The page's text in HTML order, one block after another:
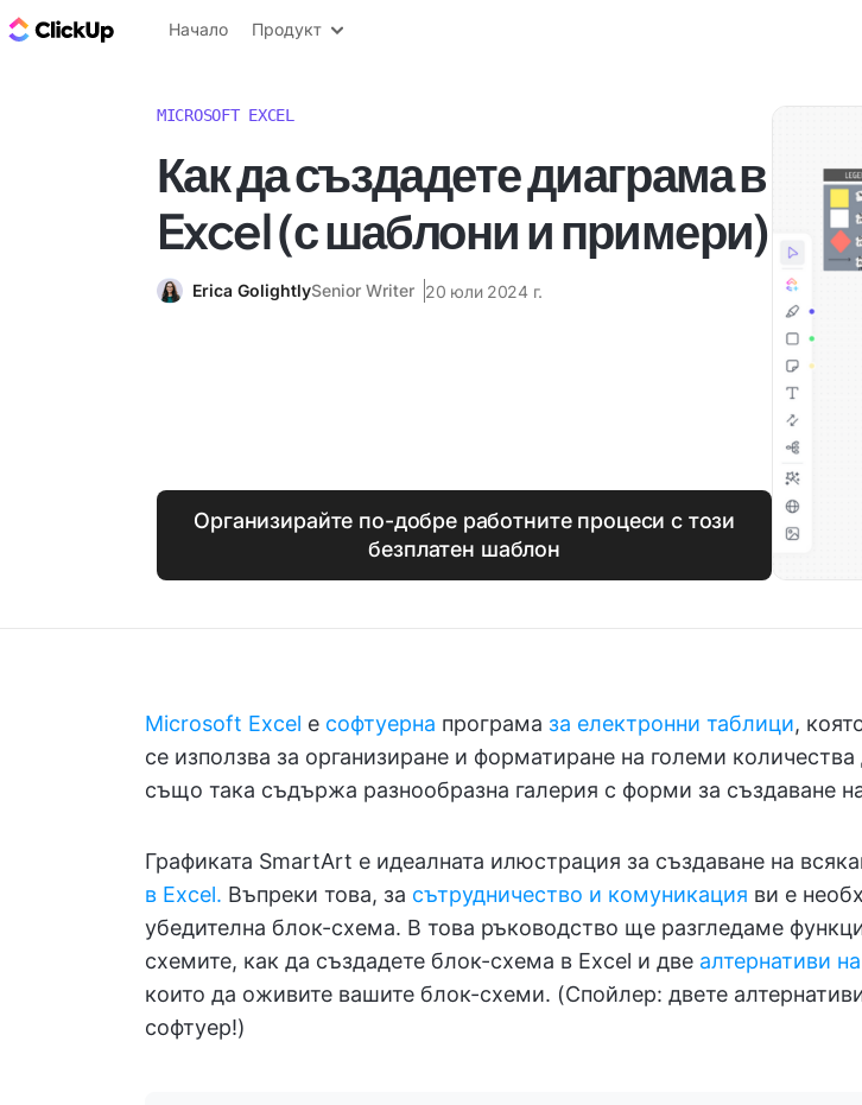
ClickUp блог
Начало Продукт
MICROSOFT EXCEL
Как да създадете диаграма в
Excel (с шаблони и примери)
Erica GolightlySenior Writer 20 юли 2024 г.
Организирайте по-добре работните процеси с този
безплатен шаблон
Microsoft Excel е софтуерна програма за електронни таблици,
се използва за организиране и форматиране на големи количества
също така съдържа разнообразна галерия с форми за създаване
Графиката SmartArt е идеалната илюстрация за създаване на
в Excel. Въпреки това, за сътрудничество и комуникация ви е
убедителна блок-схема. В това ръководство ще разгледаме
схемите, как да създадете блок-схема в Excel и две алтернативи
които да оживите вашите блок-схеми. (Спойлер: двете
софтуер!)